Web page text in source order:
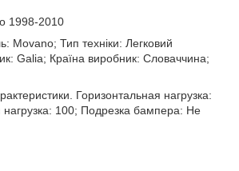
1998-2010
Movano; Тип техніки: Легковий
Galia; Країна виробник: Словаччина;
Горизонтальная нагрузка:
нагрузка: 100; Подрезка бампера: Не